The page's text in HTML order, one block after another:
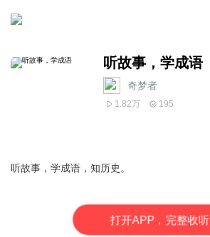
听故事，学成语
奇梦者
1.82万 195
听故事，学成语，知历史。
打开APP，完整收听